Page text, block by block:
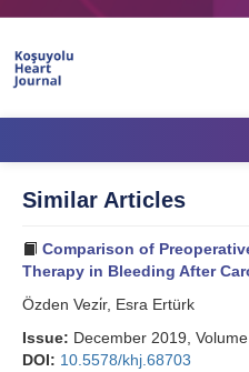
Aims & Scope
Editorial Board
Instructions to Authors
Similar Articles
Comparison of
Therapy in Bleeding After
Özden Vezi̇r, Esra Ertürk
Issue: December 2019,
DOI: 10.5578/khj.68703